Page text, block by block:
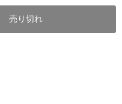
売り切れ